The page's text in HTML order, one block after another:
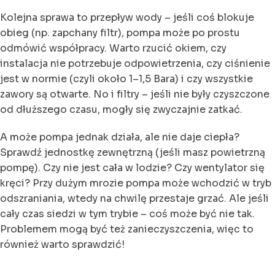
Kolejna sprawa to przepływ wody – jeśli coś blokuje
obieg (np. zapchany filtr), pompa może po prostu
odmówić współpracy. Warto rzucić okiem, czy
instalacja nie potrzebuje odpowietrzenia, czy ciśnienie
jest w normie (czyli około 1–1,5 Bara) i czy wszystkie
zawory są otwarte. No i filtry – jeśli nie były czyszczone
od dłuższego czasu, mogły się zwyczajnie zatkać.
A może pompa jednak działa, ale nie daje ciepła?
Sprawdź jednostkę zewnętrzną (jeśli masz powietrzną
pompę). Czy nie jest cała w lodzie? Czy wentylator się
kręci? Przy dużym mrozie pompa może wchodzić w tryb
odszraniania, wtedy na chwilę przestaje grzać. Ale jeśli
cały czas siedzi w tym trybie – coś może być nie tak.
Problemem mogą być też zanieczyszczenia, więc to
również warto sprawdzić!